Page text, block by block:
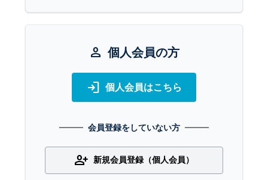
person 個人会員の方
login 個人会員はこちら
会員登録をしていない方
person_add 新規会員登録（個人会員）